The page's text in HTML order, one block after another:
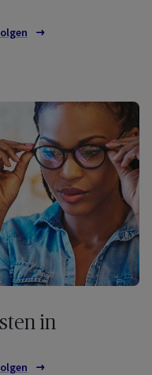
om je hospitalisatie te
in
om je medische kosten